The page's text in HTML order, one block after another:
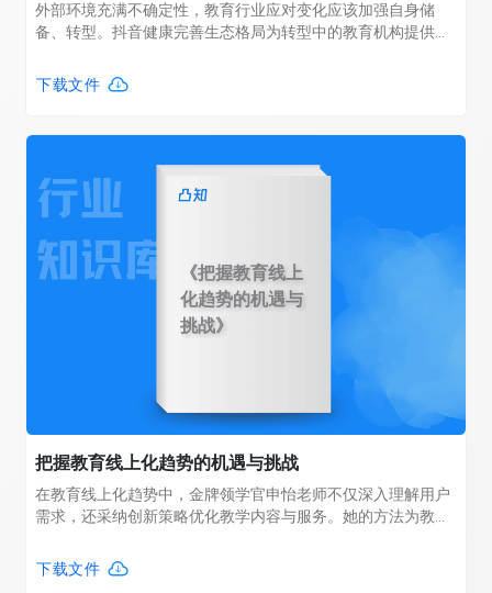
外部环境充满不确定性，教育行业应对变化应该加强自身储
备、转型。抖音健康完善生态格局为转型中的教育机构提供新
长引擎。
下载文件
《把握教育线上
化趋势的机遇与
挑战》
把握教育线上化趋势的机遇与挑战
在教育线上化趋势中，金牌领学官申怡老师不仅深入理解用户
需求，还采纳创新策略优化教学内容与服务。她的方法为教育
数说通过与申怡老师对话，深入探讨了她如何应对教育线上化
的趋势，并利用这个机会进行教学内容和服务的优化和创新。
下载文件